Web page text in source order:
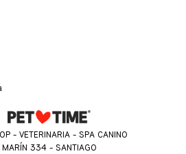
- VETERINARIA - SPA CANINO
MARÍN 334 - SANTIAGO